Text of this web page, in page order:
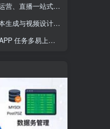
教学，轻松打造流量神话
，配音配乐一体化解决方案
手 能提现还可邀友分成